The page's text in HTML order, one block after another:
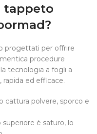
tappeto
progettati per offrire
procedure
tecnologia a fogli a
rapida ed efficace.
cattura polvere, sporco e
è saturo, lo